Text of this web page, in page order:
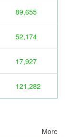
89,655
52,174
17,927
121,282
More